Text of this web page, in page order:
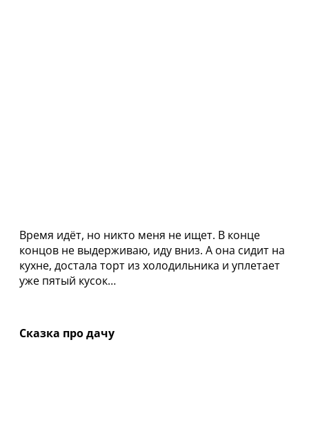
Время идёт, но никто меня не ищет. В конце
концов не выдерживаю, иду вниз. А она сидит на
кухне, достала торт из холодильника и уплетает
уже пятый кусок…
Сказка про дачу